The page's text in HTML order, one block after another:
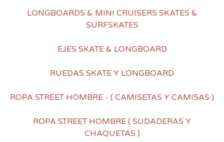
LONGBOARDS & MINI CRUISERS SKATES &
SURFSKATES
EJES SKATE & LONGBOARD
RUEDAS SKATE Y LONGBOARD
ROPA STREET HOMBRE - ( CAMISETAS Y CAMISAS )
ROPA STREET HOMBRE ( SUDADERAS Y
CHAQUETAS )